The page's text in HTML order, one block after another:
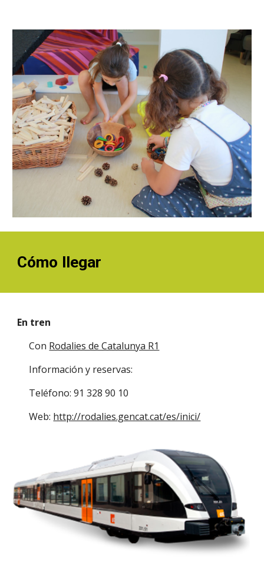
Cómo llegar
En tren
Con Rodalies de Catalunya R1
Información y reservas:
Teléfono: 91 328 90 10
Web: http://rodalies.gencat.cat/es/inici/